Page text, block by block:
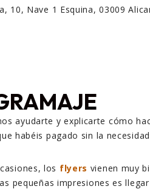
10, Nave 1 Esquina, 03009
ayudarte y explicarte cómo
habéis pagado sin la
los flyers vienen muy
pequeñas impresiones es